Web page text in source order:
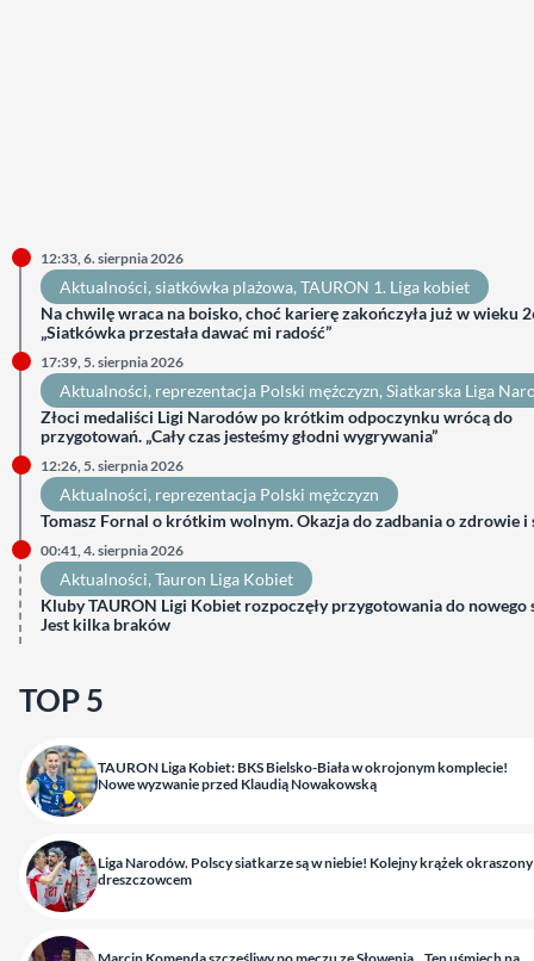
12:33, 6. sierpnia 2026
Aktualności, siatkówka plażowa, TAURON 1. Liga kobiet
Na chwilę wraca na boisko, choć karierę zakończyła już w wieku
„Siatkówka przestała dawać mi radość”
17:39, 5. sierpnia 2026
Aktualności, reprezentacja Polski mężczyzn, Siatkarska Liga
Złoci medaliści Ligi Narodów po krótkim odpoczynku wrócą do
przygotowań. „Cały czas jesteśmy głodni wygrywania”
12:26, 5. sierpnia 2026
Aktualności, reprezentacja Polski mężczyzn
Tomasz Fornal o krótkim wolnym. Okazja do zadbania o zdrowie i
00:41, 4. sierpnia 2026
Aktualności, Tauron Liga Kobiet
Kluby TAURON Ligi Kobiet rozpoczęły przygotowania do nowego
Jest kilka braków
TOP 5
TAURON Liga Kobiet: BKS Bielsko-Biała w okrojonym komplecie!
Nowe wyzwanie przed Klaudią Nowakowską
Liga Narodów. Polscy siatkarze są w niebie! Kolejny krążek okraszony
dreszczowcem